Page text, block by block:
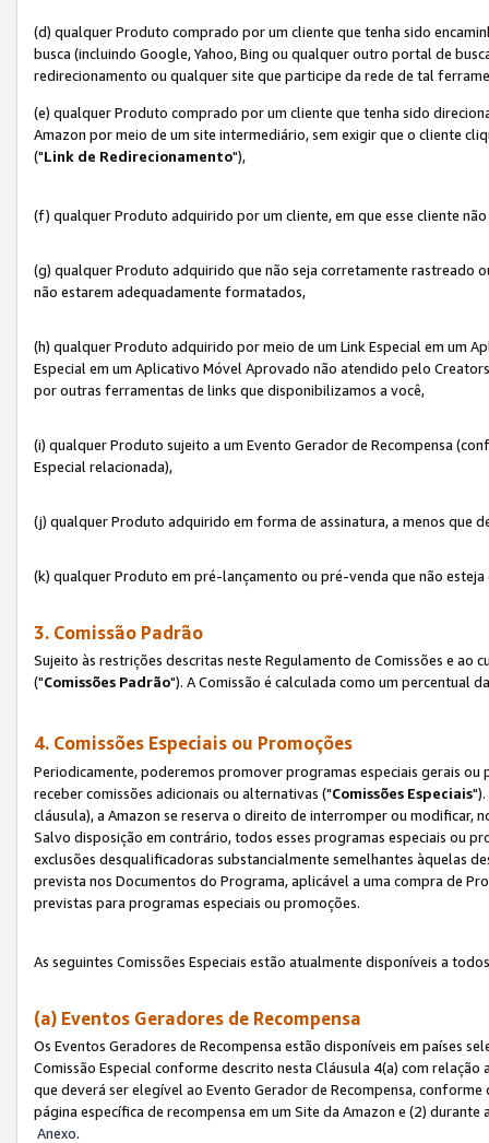
(d) qualquer Produto comprado por um cliente que tenha sido
busca (incluindo Google, Yahoo, Bing ou qualquer outro portal de
redirecionamento ou qualquer site que participe da rede de tal
(e) qualquer Produto comprado por um cliente que tenha sido
Amazon por meio de um site intermediário, sem exigir que o cliente
("Link de Redirecionamento"),
(f) qualquer Produto adquirido por um cliente, em que esse cliente
(g) qualquer Produto adquirido que não seja corretamente rastreado
não estarem adequadamente formatados,
(h) qualquer Produto adquirido por meio de um Link Especial em um
Especial em um Aplicativo Móvel Aprovado não atendido pelo
por outras ferramentas de links que disponibilizamos a você,
(i) qualquer Produto sujeito a um Evento Gerador de Recompensa
Especial relacionada),
(j) qualquer Produto adquirido em forma de assinatura, a menos que
(k) qualquer Produto em pré-lançamento ou pré-venda que não
3. Comissão Padrão
Sujeito às restrições descritas neste Regulamento de Comissões e ao
("Comissões Padrão"). A Comissão é calculada como um percentual
4. Comissões Especiais ou Promoções
Periodicamente, poderemos promover programas especiais gerais
receber comissões adicionais ou alternativas ("Comissões Especiais
cláusula), a Amazon se reserva o direito de interromper ou
Salvo disposição em contrário, todos esses programas especiais ou
exclusões desqualificadoras substancialmente semelhantes àquelas
prevista nos Documentos do Programa, aplicável a uma compra de
previstas para programas especiais ou promoções.
As seguintes Comissões Especiais estão atualmente disponíveis a
(a) Eventos Geradores de Recompensa
Os Eventos Geradores de Recompensa estão disponíveis em países
Comissão Especial conforme descrito nesta Cláusula 4(a) com relação
que deverá ser elegível ao Evento Gerador de Recompensa,
página específica de recompensa em um Site da Amazon e (2)
Anexo.